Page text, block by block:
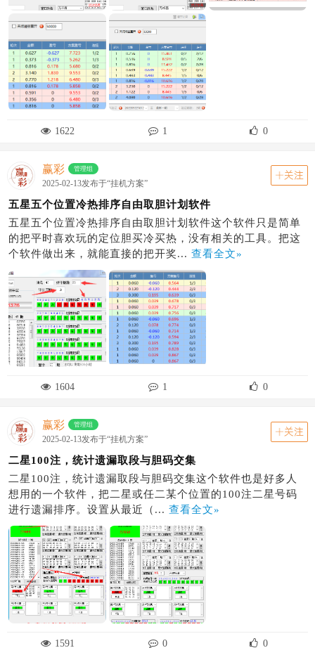
1622 1 0
赢彩 管理组
2025-02-13发布于“挂机方案”
关注
五星五个位置冷热排序自由取胆计划软件
五星五个位置冷热排序自由取胆计划软件这个软件只是简单
的把平时喜欢玩的定位胆买冷买热，没有相关的工具。把这
个软件做出来，就能直接的把开奖... 查看全文»
1604 1 0
赢彩 管理组
2025-02-13发布于“挂机方案”
关注
二星100注，统计遗漏取段与胆码交集
二星100注，统计遗漏取段与胆码交集这个软件也是好多人
想用的一个软件，把二星或任二某个位置的100注二星号码
进行遗漏排序。设置从最近（... 查看全文»
1591 0 0